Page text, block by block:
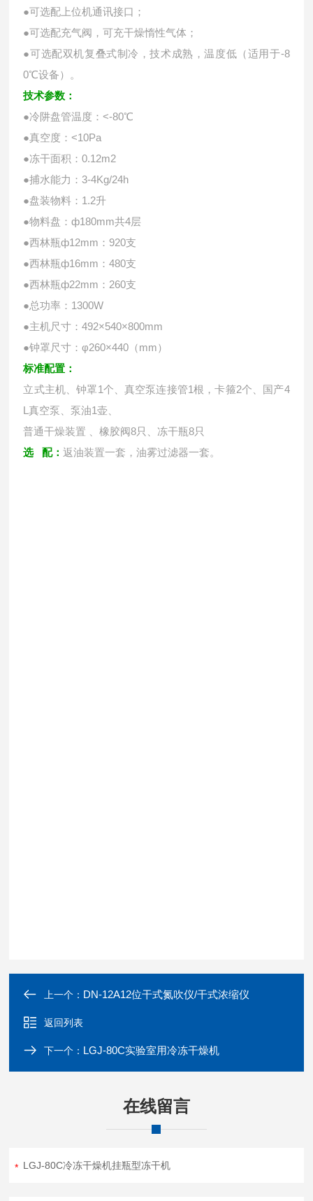
●可选配上位机通讯接口；
●可选配充气阀，可充干燥惰性气体；
●可选配双机复叠式制冷，技术成熟，温度低（适用于-8
0℃设备）。
技术参数：
●冷阱盘管温度：<-80℃
●真空度：<10Pa
●冻干面积：0.12m2
●捕水能力：3-4Kg/24h
●盘装物料：1.2升
●物料盘：ф180mm共4层
●西林瓶ф12mm：920支
●西林瓶ф16mm：480支
●西林瓶ф22mm：260支
●总功率：1300W
●主机尺寸：492×540×800mm
●钟罩尺寸：φ260×440（mm）
标准配置：
立式主机、钟罩1个、真空泵连接管1根，卡箍2个、国产4
L真空泵、泵油1壶、
普通干燥装置 、橡胶阀8只、冻干瓶8只
选 配：返油装置一套，油雾过滤器一套。
上一个： DN-12A12位干式氮吹仪/干式浓缩仪
返回列表
下一个： LGJ-80C实验室用冷冻干燥机
在线留言